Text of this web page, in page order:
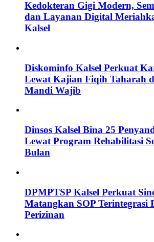
Kedokteran Gigi Modern,
dan Layanan Digital
Kalsel
Diskominfo Kalsel Perkuat
Lewat Kajian Fiqih Taharah
Mandi Wajib
Dinsos Kalsel Bina 25
Lewat Program Rehabilitasi
Bulan
DPMPTSP Kalsel Perkuat
Matangkan SOP Terintegrasi
Perizinan